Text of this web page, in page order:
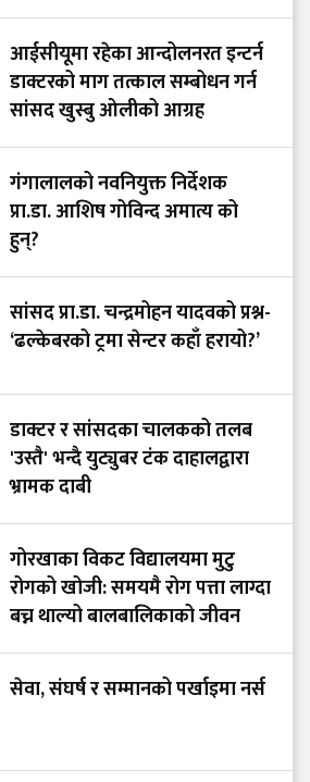
आईसीयूमा रहेका आन्दोलनरत इन्टर्न
डाक्टरको माग तत्काल सम्बोधन गर्न
सांसद खुस्बु ओलीको आग्रह
गंगालालको नवनियुक्त निर्देशक
प्रा.डा. आशिष गोविन्द अमात्य को
हुन्?
सांसद प्रा.डा. चन्द्रमोहन यादवको प्रश्न-
‘ढल्केबरको ट्रमा सेन्टर कहाँ हरायो?’
डाक्टर र सांसदका चालकको तलब
'उस्तै' भन्दै युट्युबर टंक दाहालद्वारा
भ्रामक दाबी
गोरखाका विकट विद्यालयमा मुटु
रोगको खोजी: समयमै रोग पत्ता लाग्दा
बच्न थाल्यो बालबालिकाको जीवन
सेवा, संघर्ष र सम्मानको पर्खाइमा नर्स